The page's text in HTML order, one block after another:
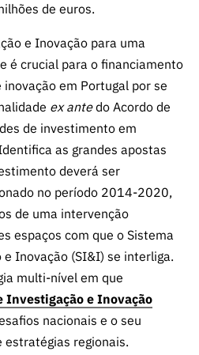
FCCN,
serviços
digitais da
FCT
Canais de
Denúncia
s
Apoios
PRR –
“Ciência +
Digital” e
“Ciência +
Capacitaç
ão”
de euros.
e Inovação para uma
é crucial para o financiamento
em Portugal por se
ex antedo Acordo de
de investimento em
as grandes apostas
deverá ser
no período 2014-2020,
de uma intervenção
espaços com que o Sistema
Inovação (SI&I) se interliga.
multi-nível em que
Investigação e Inovação
nacionais e o seu
regionais.